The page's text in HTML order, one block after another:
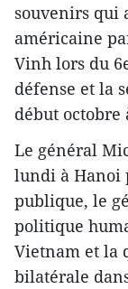
souvenirs qui
américaine
Vinh lors du
défense et la
début octobre
Le général
lundi à Hanoi
publique, le
politique
Vietnam et la
bilatérale